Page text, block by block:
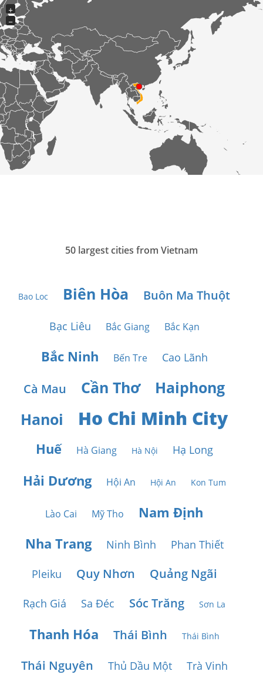
+
−
50 largest cities from Vietnam
Bao Loc Biên Hòa Buôn Ma Thuột
Bạc Liêu Bắc Giang Bắc Kạn
Bắc Ninh Bến Tre Cao Lãnh
Cà Mau Cần Thơ
Haiphong
Hanoi
Ho Chi Minh City
Huế Hà Giang Hà Nội Hạ Long
Hải Dương Hội An Hội An Kon Tum
Lào Cai Mỹ Tho
Nam Định
Nha Trang
Ninh Bình Phan Thiết
Pleiku Quy Nhơn Quảng Ngãi
Rạch Giá Sa Đéc Sóc Trăng Sơn La
Thanh Hóa Thái Bình Thái Bình
Thái Nguyên Thủ Dầu Một Trà Vinh